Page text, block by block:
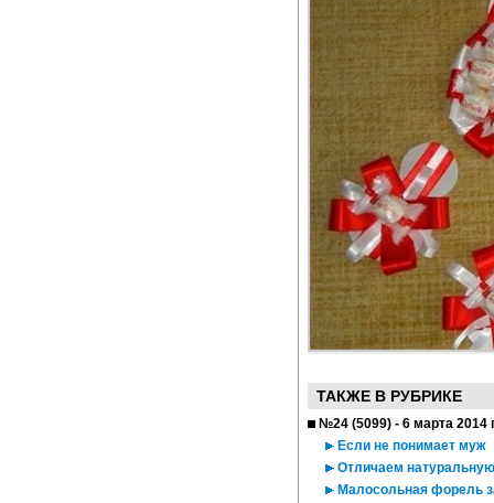
ТАКЖЕ В РУБРИКЕ
№24 (5099) - 6 марта 2014
Если не понимает муж
Отличаем
Малосольная форель